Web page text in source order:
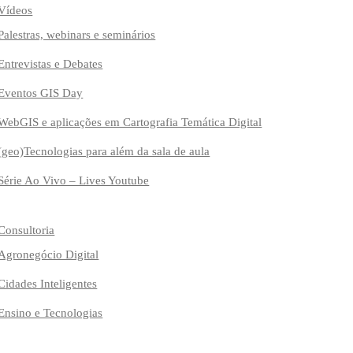
webinars e seminários
e Debates
GIS Day
e aplicações em Cartografia Temática Digital
para além da sala de aula
Ao Vivo – Lives Youtube
Digital
Inteligentes
e Tecnologias